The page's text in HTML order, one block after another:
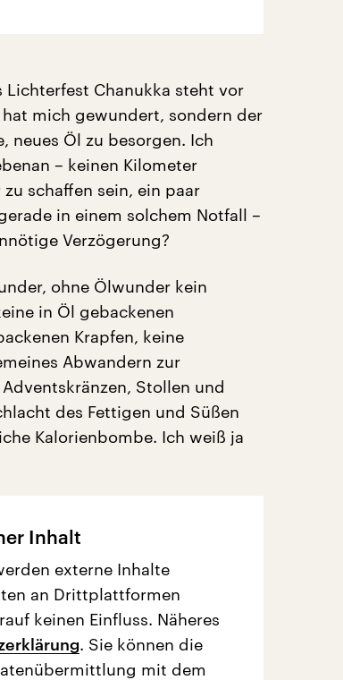
Lichterfest Chanukka steht vor
mich gewundert, sondern der
neues Öl zu besorgen. Ich
– keinen Kilometer
schaffen sein, ein paar
in einem solchem Notfall –
Verzögerung?
ohne Ölwunder kein
in Öl gebackenen
Krapfen, keine
Abwandern zur
Stollen und
des Fettigen und Süßen
Kalorienbombe. Ich weiß ja
Inhalt
externe Inhalte
an Drittplattformen
keinen Einfluss. Näheres
. Sie können die
mit dem